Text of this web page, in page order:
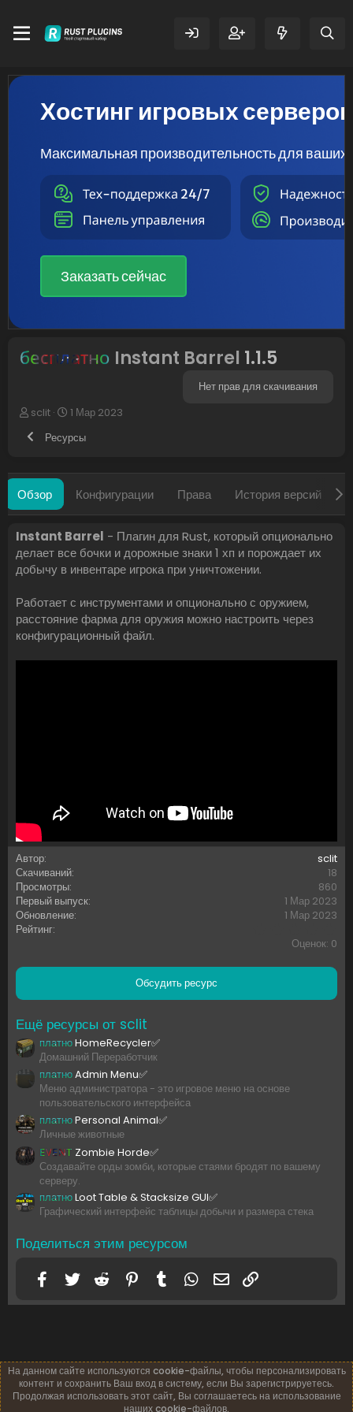
Хостинг игровых серверов
Максимальная производительность для ваших
Заказать сейчас
бесплатно Instant Barrel 1.1.5
Нет прав для скачивания
А
т
sclit
Д
т
н
и
я
1 Мар 2023
Ресурсы
Обзор Конфигурации Права История версий
Instant Barrel - Плагин для Rust, который опционально
делает все бочки и дорожные знаки 1 хп и порождает их
добычу в инвентаре игрока при уничтожении.
Работает с инструментами и опционально с оружием,
расстояние фарма для оружия можно настроить через
конфигурационный файл.
Автор
sclit
Скачиваний
18
Просмотры
860
Первый выпуск
1 Мар 2023
Обновление
1 Мар 2023
Рейтинг
з
ё
Оценок: 0
Обсудить ресурс
Ещё ресурсы от sclit
платноHomeRecycler✅
Домашний Переработчик
платноAdmin Menu✅
Меню администратора - это игровое меню на основе
пользовательского интерфейса
платноPersonal Animal✅
Личные животные
EVENT Zombie Horde✅
Создавайте орды зомби, которые стаями бродят по вашему
серверу.
платноLoot Table & Stacksize GUI✅
Графический интерфейс таблицы добычи и размера стека
Поделиться этим ресурсом
Facebook
Twitter Reddit Pinterest
Tumblr WhatsAppЭлектронная почта
На данном сайте используются cookie-файлы, чтобы персонализировать
контент и сохранить Ваш вход в систему, если Вы зарегистрируетесь.
Продолжая использовать этот сайт, Вы соглашаетесь на использование
наших cookie-файлов.